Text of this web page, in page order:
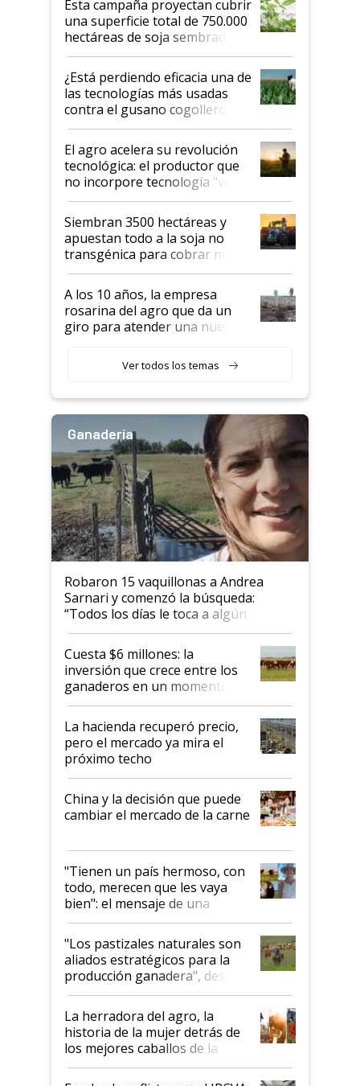
Esta campaña proyectan cubrir
una superficie total de 750.000
hectáreas de soja sembradas
con una nueva generación de
variedades que marcan un
salto tecnológico en genética y
rendimiento
¿Está perdiendo eficacia una de
las tecnologías más usadas
contra el gusano cogollero? El
desafío de una tecnología clave
El agro acelera su revolución
tecnológica: el productor que
no incorpore tecnología "va a
perder el tren"
Siembran 3500 hectáreas y
apuestan todo a la soja no
transgénica para cobrar más
por tonelada: compraron un
semillero
A los 10 años, la empresa
rosarina del agro que da un
giro para atender una nueva
Ver todos los temas
Ganadería
Robaron 15 vaquillonas a Andrea
Sarnari y comenzó la búsqueda:
“Todos los días le toca a algún
productor”
Cuesta $6 millones: la
inversión que crece entre los
ganaderos en un momento
histórico para la actividad
La hacienda recuperó precio,
pero el mercado ya mira el
próximo techo
China y la decisión que puede
cambiar el mercado de la carne
"Tienen un país hermoso, con
todo, merecen que les vaya
bien": el mensaje de una
ganadera uruguaya sobre las
oportunidades que se abren
para el agro en Argentina, con
foco en la carne
"Los pastizales naturales son
aliados estratégicos para la
producción ganadera", destaca
la iniciativa que ya reúne a 46
establecimientos en Argentina
La herradora del agro, la
historia de la mujer detrás de
los mejores caballos de la
Argentina y los mitos que
todavía hacen sufrir a estos